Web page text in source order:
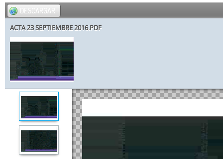
DESCARGAR
ACTA 23 SEPTIEMBRE 2016.PDF